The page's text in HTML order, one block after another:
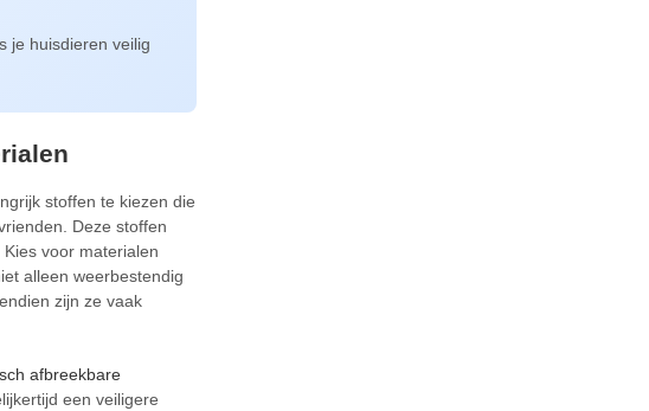
je huisdieren veilig
stoffen te kiezen die
Deze stoffen
voor materialen
alleen weerbestendig
zijn ze vaak
afbreekbare
een veiligere